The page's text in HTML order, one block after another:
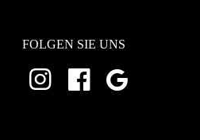
FOLGEN SIE UNS